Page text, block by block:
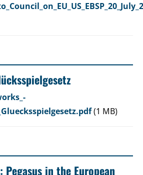
(1 MB)
in the European